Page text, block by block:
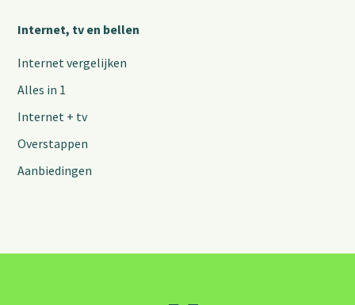
Internet, tv en bellen
Internet vergelijken
Alles in 1
Internet + tv
Overstappen
Aanbiedingen